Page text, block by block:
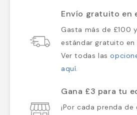
Envío gratuito en
Gasta más de £100
estándar gratuito en
Ver todas las
aquí.
Gana £3 para tu
¡Por cada prenda de